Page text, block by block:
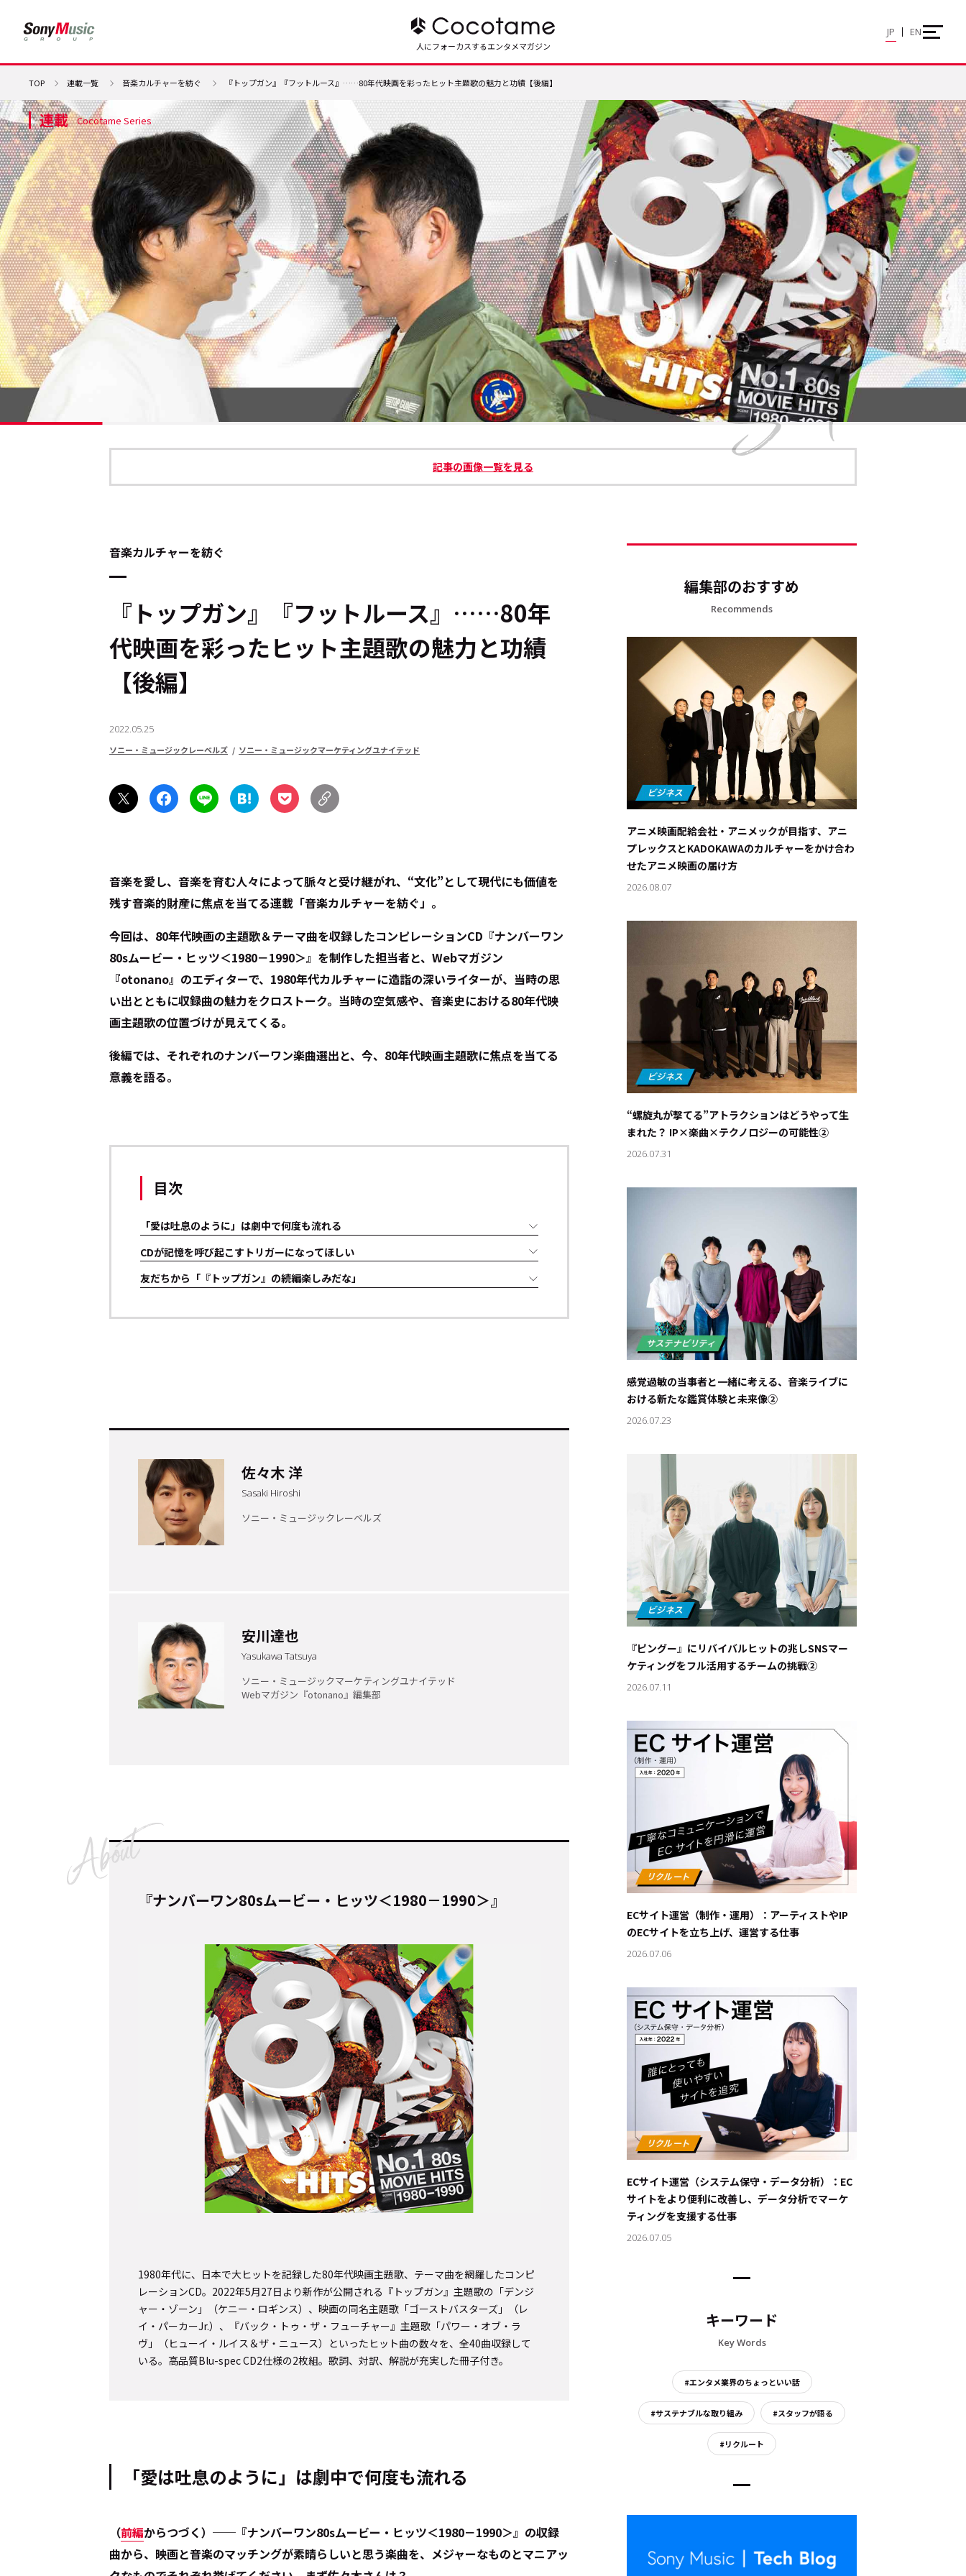
トップ Top
記事一覧 Articles
Cocotameとは
キーワード：
#エンタメ業界のちょっといい話
#サステナブルな取り組み #スタッフが語る
#リクルート
人にフォーカスするエンタメマガジン
JP EN
TOP 連載一覧 音楽カルチャーを紡ぐ 『トップガン』『フットルース』……80年代映画を彩ったヒット主題歌の魅力と功績【後編】
連載 Cocotame Series
記事の画像一覧を見る
音楽カルチャーを紡ぐ
『トップガン』『フットルース』……80年
代映画を彩ったヒット主題歌の魅力と功績
【後編】
2022.05.25
ソニー・ミュージックレーベルズ ソニー・ミュージックマーケティングユナイテッド
音楽を愛し、音楽を育む人々によって脈々と受け継がれ、“文化”として現代にも価値を
残す音楽的財産に焦点を当てる連載「音楽カルチャーを紡ぐ」。
今回は、80年代映画の主題歌＆テーマ曲を収録したコンピレーションCD『ナンバーワン
80sムービー・ヒッツ＜1980－1990＞』を制作した担当者と、Webマガジン
『otonano』のエディターで、1980年代カルチャーに造詣の深いライターが、当時の思
い出とともに収録曲の魅力をクロストーク。当時の空気感や、音楽史における80年代映
画主題歌の位置づけが見えてくる。
後編では、それぞれのナンバーワン楽曲選出と、今、80年代映画主題歌に焦点を当てる
意義を語る。
目次
「愛は吐息のように」は劇中で何度も流れる
CDが記憶を呼び起こすトリガーになってほしい
友だちから「『トップガン』の続編楽しみだな」
佐々木 洋
Sasaki Hiroshi
ソニー・ミュージックレーベルズ
安川達也
Yasukawa Tatsuya
ソニー・ミュージックマーケティングユナイテッド
Webマガジン『otonano』編集部
『ナンバーワン80sムービー・ヒッツ＜1980－1990＞』
1980年代に、日本で大ヒットを記録した80年代映画主題歌、テーマ曲を網羅したコンピ
レーションCD。2022年5月27日より新作が公開される『トップガン』主題歌の「デンジ
ャー・ゾーン」（ケニー・ロギンス）、映画の同名主題歌「ゴーストバスターズ」（レ
イ・パーカーJr.）、『バック・トゥ・ザ・フューチャー』主題歌「パワー・オブ・ラ
ヴ」（ヒューイ・ルイス＆ザ・ニュース）といったヒット曲の数々を、全40曲収録して
いる。高品質Blu-spec CD2仕様の2枚組。歌詞、対訳、解説が充実した冊子付き。
「愛は吐息のように」は劇中で何度も流れる
（前編からつづく）──『ナンバーワン80sムービー・ヒッツ＜1980－1990＞』の収録
曲から、映画と音楽のマッチングが素晴らしいと思う楽曲を、メジャーなものとマニアッ
編集部のおすすめ
Recommends
アニメ映画配給会社・アニメックが目指す、アニ
プレックスとKADOKAWAのカルチャーをかけ合わ
せたアニメ映画の届け方
2026.08.07
“螺旋丸が撃てる”アトラクションはどうやって生
まれた？ IP×楽曲×テクノロジーの可能性②
2026.07.31
感覚過敏の当事者と一緒に考える、音楽ライブに
おける新たな鑑賞体験と未来像②
2026.07.23
『ピングー』にリバイバルヒットの兆し――SNSマー
ケティングをフル活用するチームの挑戦②
2026.07.11
ECサイト運営（制作・運用）：アーティストやIP
のECサイトを立ち上げ、運営する仕事
2026.07.06
ECサイト運営（システム保守・データ分析）：EC
サイトをより便利に改善し、データ分析でマーケ
ティングを支援する仕事
2026.07.05
キーワード
Key Words
#エンタメ業界のちょっといい話
#サステナブルな取り組み #スタッフが語る
#リクルート